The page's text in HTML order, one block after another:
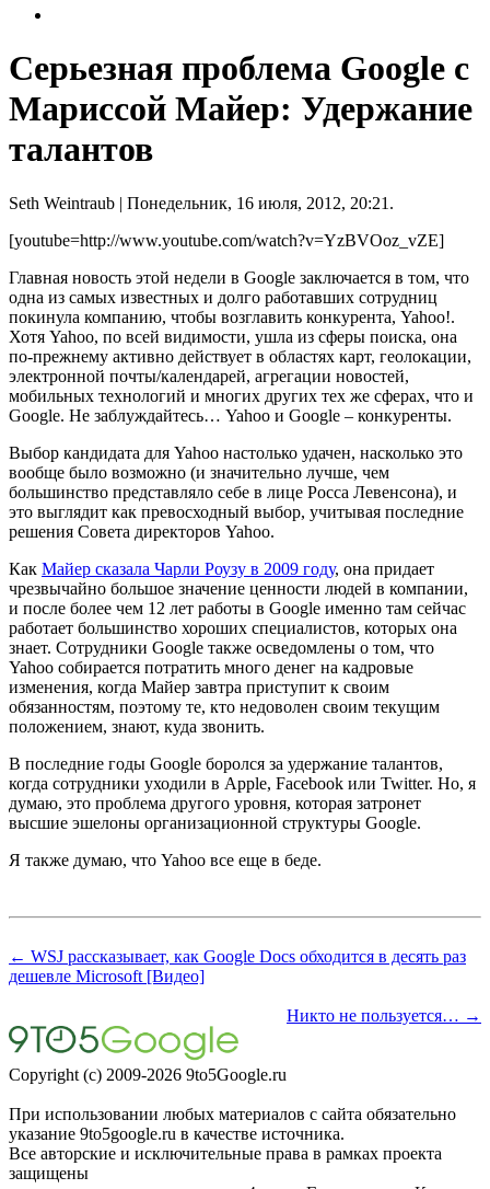
Серьезная проблема Google с
Мариссой Майер: Удержание
талантов
Seth Weintraub | Понедельник, 16 июля, 2012, 20:21.
[youtube=http://www.youtube.com/watch?v=YzBVOoz_vZE]
Главная новость этой недели в Google заключается в том, что
одна из самых известных и долго работавших сотрудниц
покинула компанию, чтобы возглавить конкурента, Yahoo!.
Хотя Yahoo, по всей видимости, ушла из сферы поиска, она
по-прежнему активно действует в областях карт, геолокации,
электронной почты/календарей, агрегации новостей,
мобильных технологий и многих других тех же сферах, что и
Google. Не заблуждайтесь… Yahoo и Google – конкуренты.
Выбор кандидата для Yahoo настолько удачен, насколько это
вообще было возможно (и значительно лучше, чем
большинство представляло себе в лице Росса Левенсона), и
это выглядит как превосходный выбор, учитывая последние
решения Совета директоров Yahoo.
Как Майер сказала Чарли Роузу в 2009 году, она придает
чрезвычайно большое значение ценности людей в компании,
и после более чем 12 лет работы в Google именно там сейчас
работает большинство хороших специалистов, которых она
знает. Сотрудники Google также осведомлены о том, что
Yahoo собирается потратить много денег на кадровые
изменения, когда Майер завтра приступит к своим
обязанностям, поэтому те, кто недоволен своим текущим
положением, знают, куда звонить.
В последние годы Google боролся за удержание талантов,
когда сотрудники уходили в Apple, Facebook или Twitter. Но, я
думаю, это проблема другого уровня, которая затронет
высшие эшелоны организационной структуры Google.
Я также думаю, что Yahoo все еще в беде.
← WSJ рассказывает, как Google Docs обходится в десять раз
дешевле Microsoft [Видео]
Никто не пользуется… →
Copyright (c) 2009-2026 9to5Google.ru
При использовании любых материалов с сайта обязательно
указание 9to5google.ru в качестве источника.
Все авторские и исключительные права в рамках проекта
защищены